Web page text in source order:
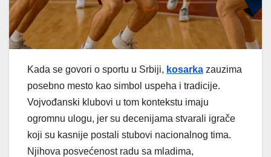
Kada se govori o sportu u Srbiji, kosarka zauzima
posebno mesto kao simbol uspeha i tradicije.
Vojvođanski klubovi u tom kontekstu imaju
ogromnu ulogu, jer su decenijama stvarali igrače
koji su kasnije postali stubovi nacionalnog tima.
Njihova posvećenost radu sa mladima,